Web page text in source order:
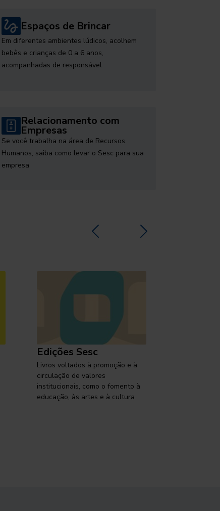
Espaços de Brincar
Em diferentes ambientes lúdicos, acolhem
bebês e crianças de 0 a 6 anos,
acompanhadas de responsável
Relacionamento com
Empresas
Se você trabalha na área de Recursos
Humanos, saiba como levar o Sesc para sua
empresa
Edições Sesc
Livros voltados à promoção e à
circulação de valores
institucionais, como o fomento à
educação, às artes e à cultura